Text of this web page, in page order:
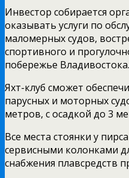
Инвестор собирается
оказывать услуги по
маломерных судов,
спортивного и
побережье Владивостока.
Яхт-клуб сможет
парусных и моторных
метров, с осадкой до 3
Все места стоянки у
сервисными колонками
снабжения плавсредств